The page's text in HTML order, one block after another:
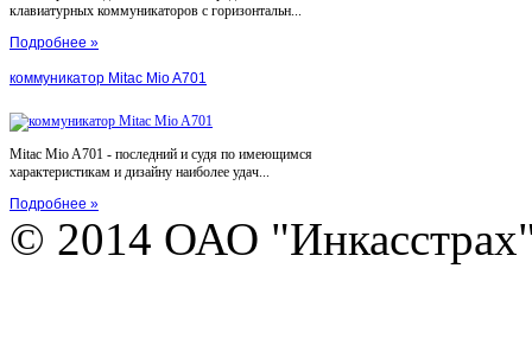
клавиатурных коммуникаторов с горизонтальн...
Подробнее »
коммуникатор Mitac Mio A701
Mitac Mio A701 - последний и судя по имеющимся
характеристикам и дизайну наиболее удач...
Подробнее »
© 2014 ОАО